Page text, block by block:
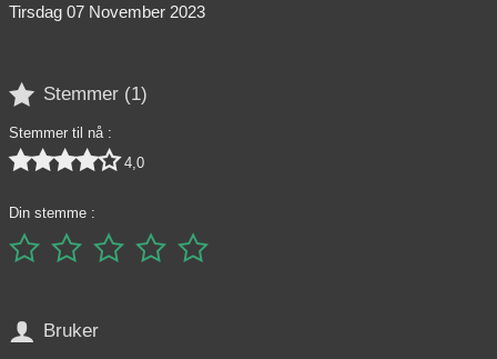
Tirsdag 07 November 2023
 Stemmer (1)
Stemmer til nå :
 4,0
Din stemme :
    
 Bruker